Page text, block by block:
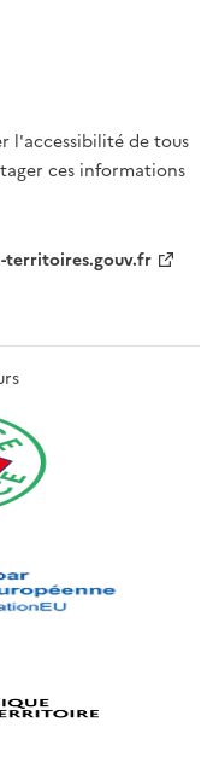
l'accessibilité de tous
ces informations
territoires.gouv.fr